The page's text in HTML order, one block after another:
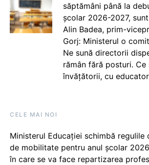
săptămâni până la
școlar 2026-2027,
Alin Badea, prim-
Gorj: Ministerul o
Ne sună directorii
rămân fără posturi. Ce
învățătorii, cu
CELE MAI NOI
Ministerul Educației schimbă regulile
de mobilitate pentru anul școlar
în care se va face repartizarea